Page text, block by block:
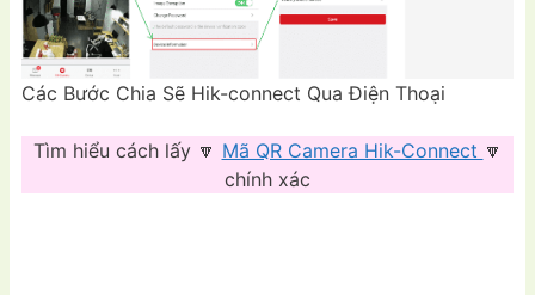
Các Bước Chia Sẽ Hik-connect Qua Điện Thoại
Tìm hiểu cách lấy 🔽 Mã QR Camera Hik-Connect 🔽
chính xác